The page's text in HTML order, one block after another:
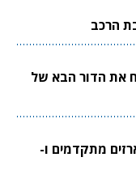
הרכב
את הדור הבא של
מתקדמים ו-